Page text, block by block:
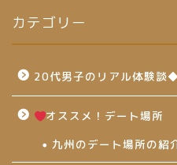
カテゴリー
20代男子のリアル体験談
オススメ！デート場所
九州のデート場所の紹